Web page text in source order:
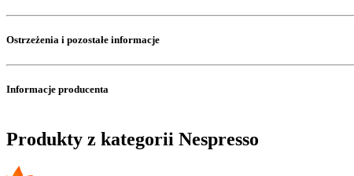
Ostrzeżenia i pozostałe informacje
Informacje producenta
Produkty z kategorii Nespresso